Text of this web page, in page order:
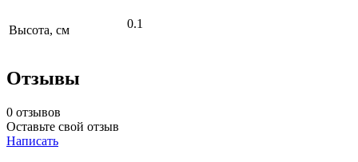
Высота, см 0.1
Отзывы
0 отзывов
Оставьте свой отзыв
Написать